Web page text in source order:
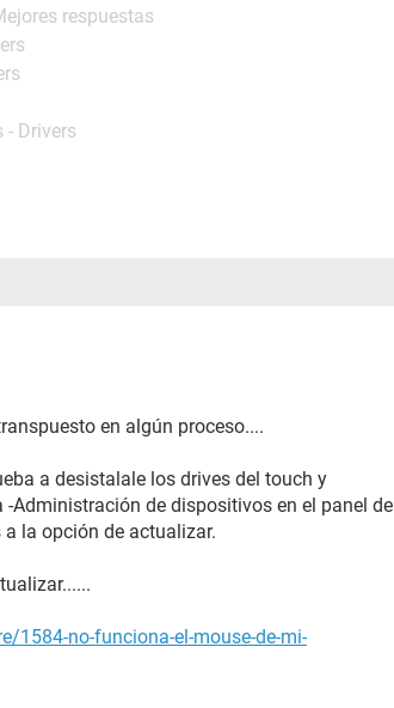
respuestas
- Drivers
en algún proceso....
a desistalale los drives del touch y
Administración de dispositivos en el panel de
la opción de actualizar.
1584-no-funciona-el-mouse-de-mi-